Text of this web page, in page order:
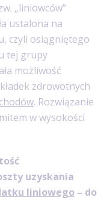
„liniowców”
ustalona na
czyli osiągniętego
tej grupy
możliwość
zdrowotnych
. Rozwiązanie
w wysokości
uzyskania
liniowego – do